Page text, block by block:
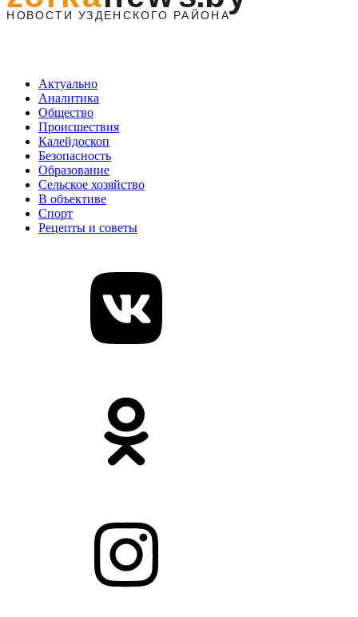
Актуально
Аналитика
Общество
Происшествия
Калейдоскоп
Безопасность
Образование
Сельское хозяйство
В объективе
Спорт
Рецепты и советы